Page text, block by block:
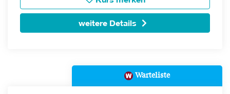
weitere Details
Warteliste